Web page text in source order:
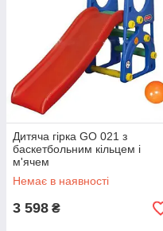
Дитяча гірка GO 021 з
баскетбольним кільцем і
м'ячем
Немає в наявності
3 598 ₴